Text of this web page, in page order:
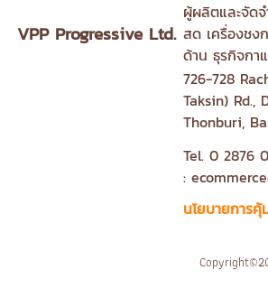
VPP Progressive Ltd.
ผู้ผลิตและจัด
สด เครื่องชง
ด้าน ธุรกิจกา
726-728
Taksin) Rd.,
Thonburi,
Tel. 0
:
นโยบายการ